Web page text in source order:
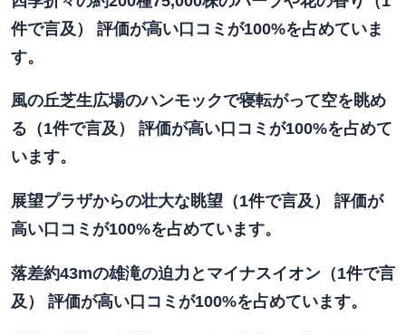
件で言及） 評価が高い口コミが100%を占めていま
す。
風の丘芝生広場のハンモックで寝転がって空を眺め
る（1件で言及） 評価が高い口コミが100%を占めて
います。
展望プラザからの壮大な眺望（1件で言及） 評価が
高い口コミが100%を占めています。
落差約43mの雄滝の迫力とマイナスイオン（1件で言
及） 評価が高い口コミが100%を占めています。